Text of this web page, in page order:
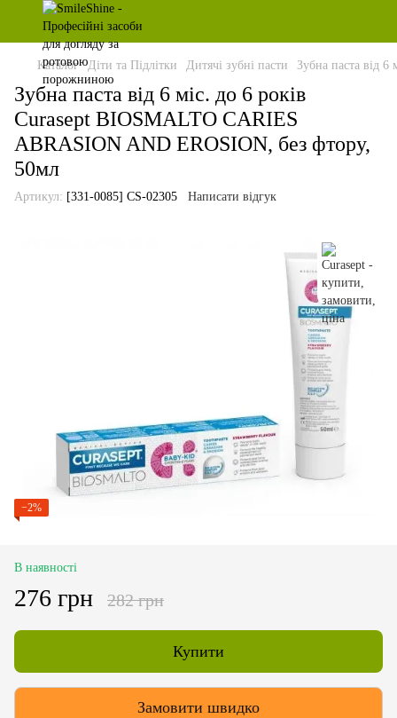
Каталог Діти та Підлітки Дитячі зубні пасти Зубна паста від
Зубна паста від 6 міс. до 6 років
Curasept BIOSMALTO CARIES
ABRASION AND EROSION, без фтору,
50мл
Артикул: [331-0085] CS-02305 Написати відгук
−2%
В наявності
276 грн 282 грн
Купити
Замовити швидко